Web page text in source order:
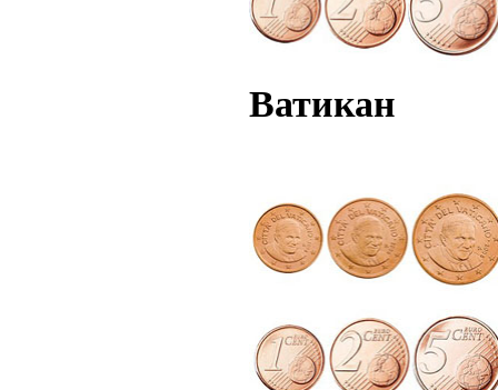
Ватикан